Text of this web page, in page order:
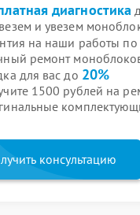
диагностика
и увезем
на наши работы
ремонт
для вас до 20%
1500 рублей на
консультацию